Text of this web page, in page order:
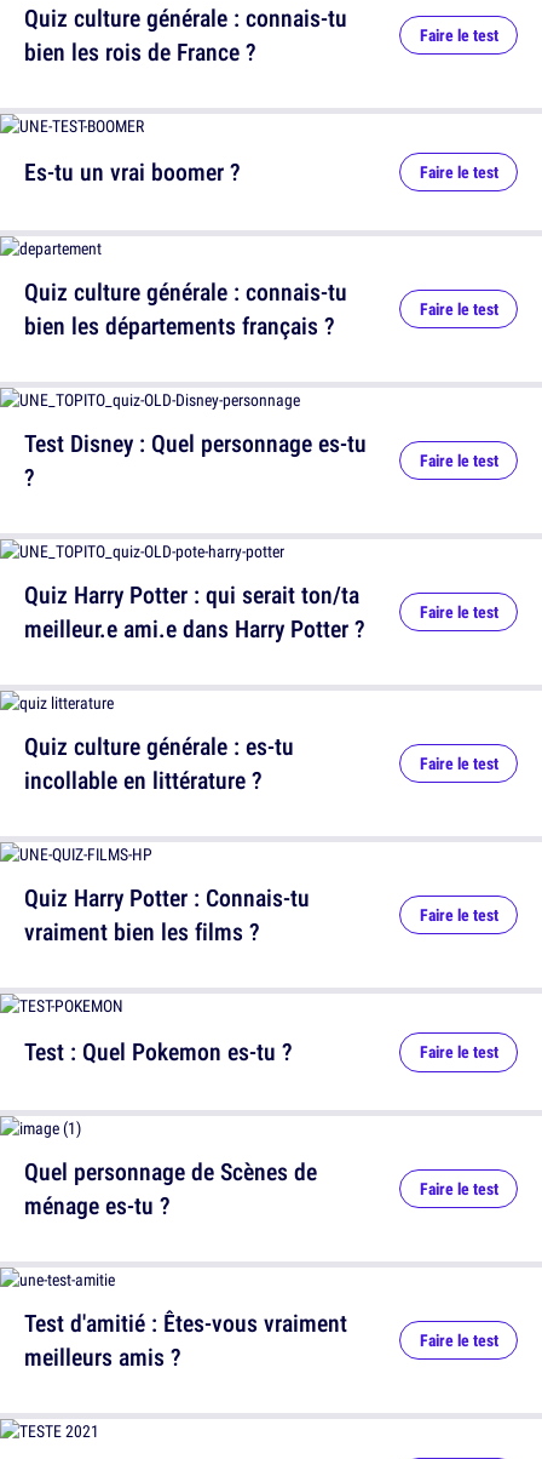
Es-tu un vrai boomer ? Faire le test
Test Disney : Quel personnage es-tu
?
Faire le test
Quiz culture générale : es-tu
incollable en littérature ?
Faire le test
Test : Quel Pokemon es-tu ? Faire le test
Test d'amitié : Êtes-vous vraiment
meilleurs amis ?
Faire le test
Quiz culture générale : connais-tu
bien les rois de France ?
Faire le test
Quiz culture générale : connais-tu
bien les départements français ?
Faire le test
Quiz Harry Potter : qui serait ton/ta
meilleur.e ami.e dans Harry Potter ?
Faire le test
Quiz Harry Potter : Connais-tu
vraiment bien les films ?
Faire le test
Quel personnage de Scènes de
ménage es-tu ?
Faire le test